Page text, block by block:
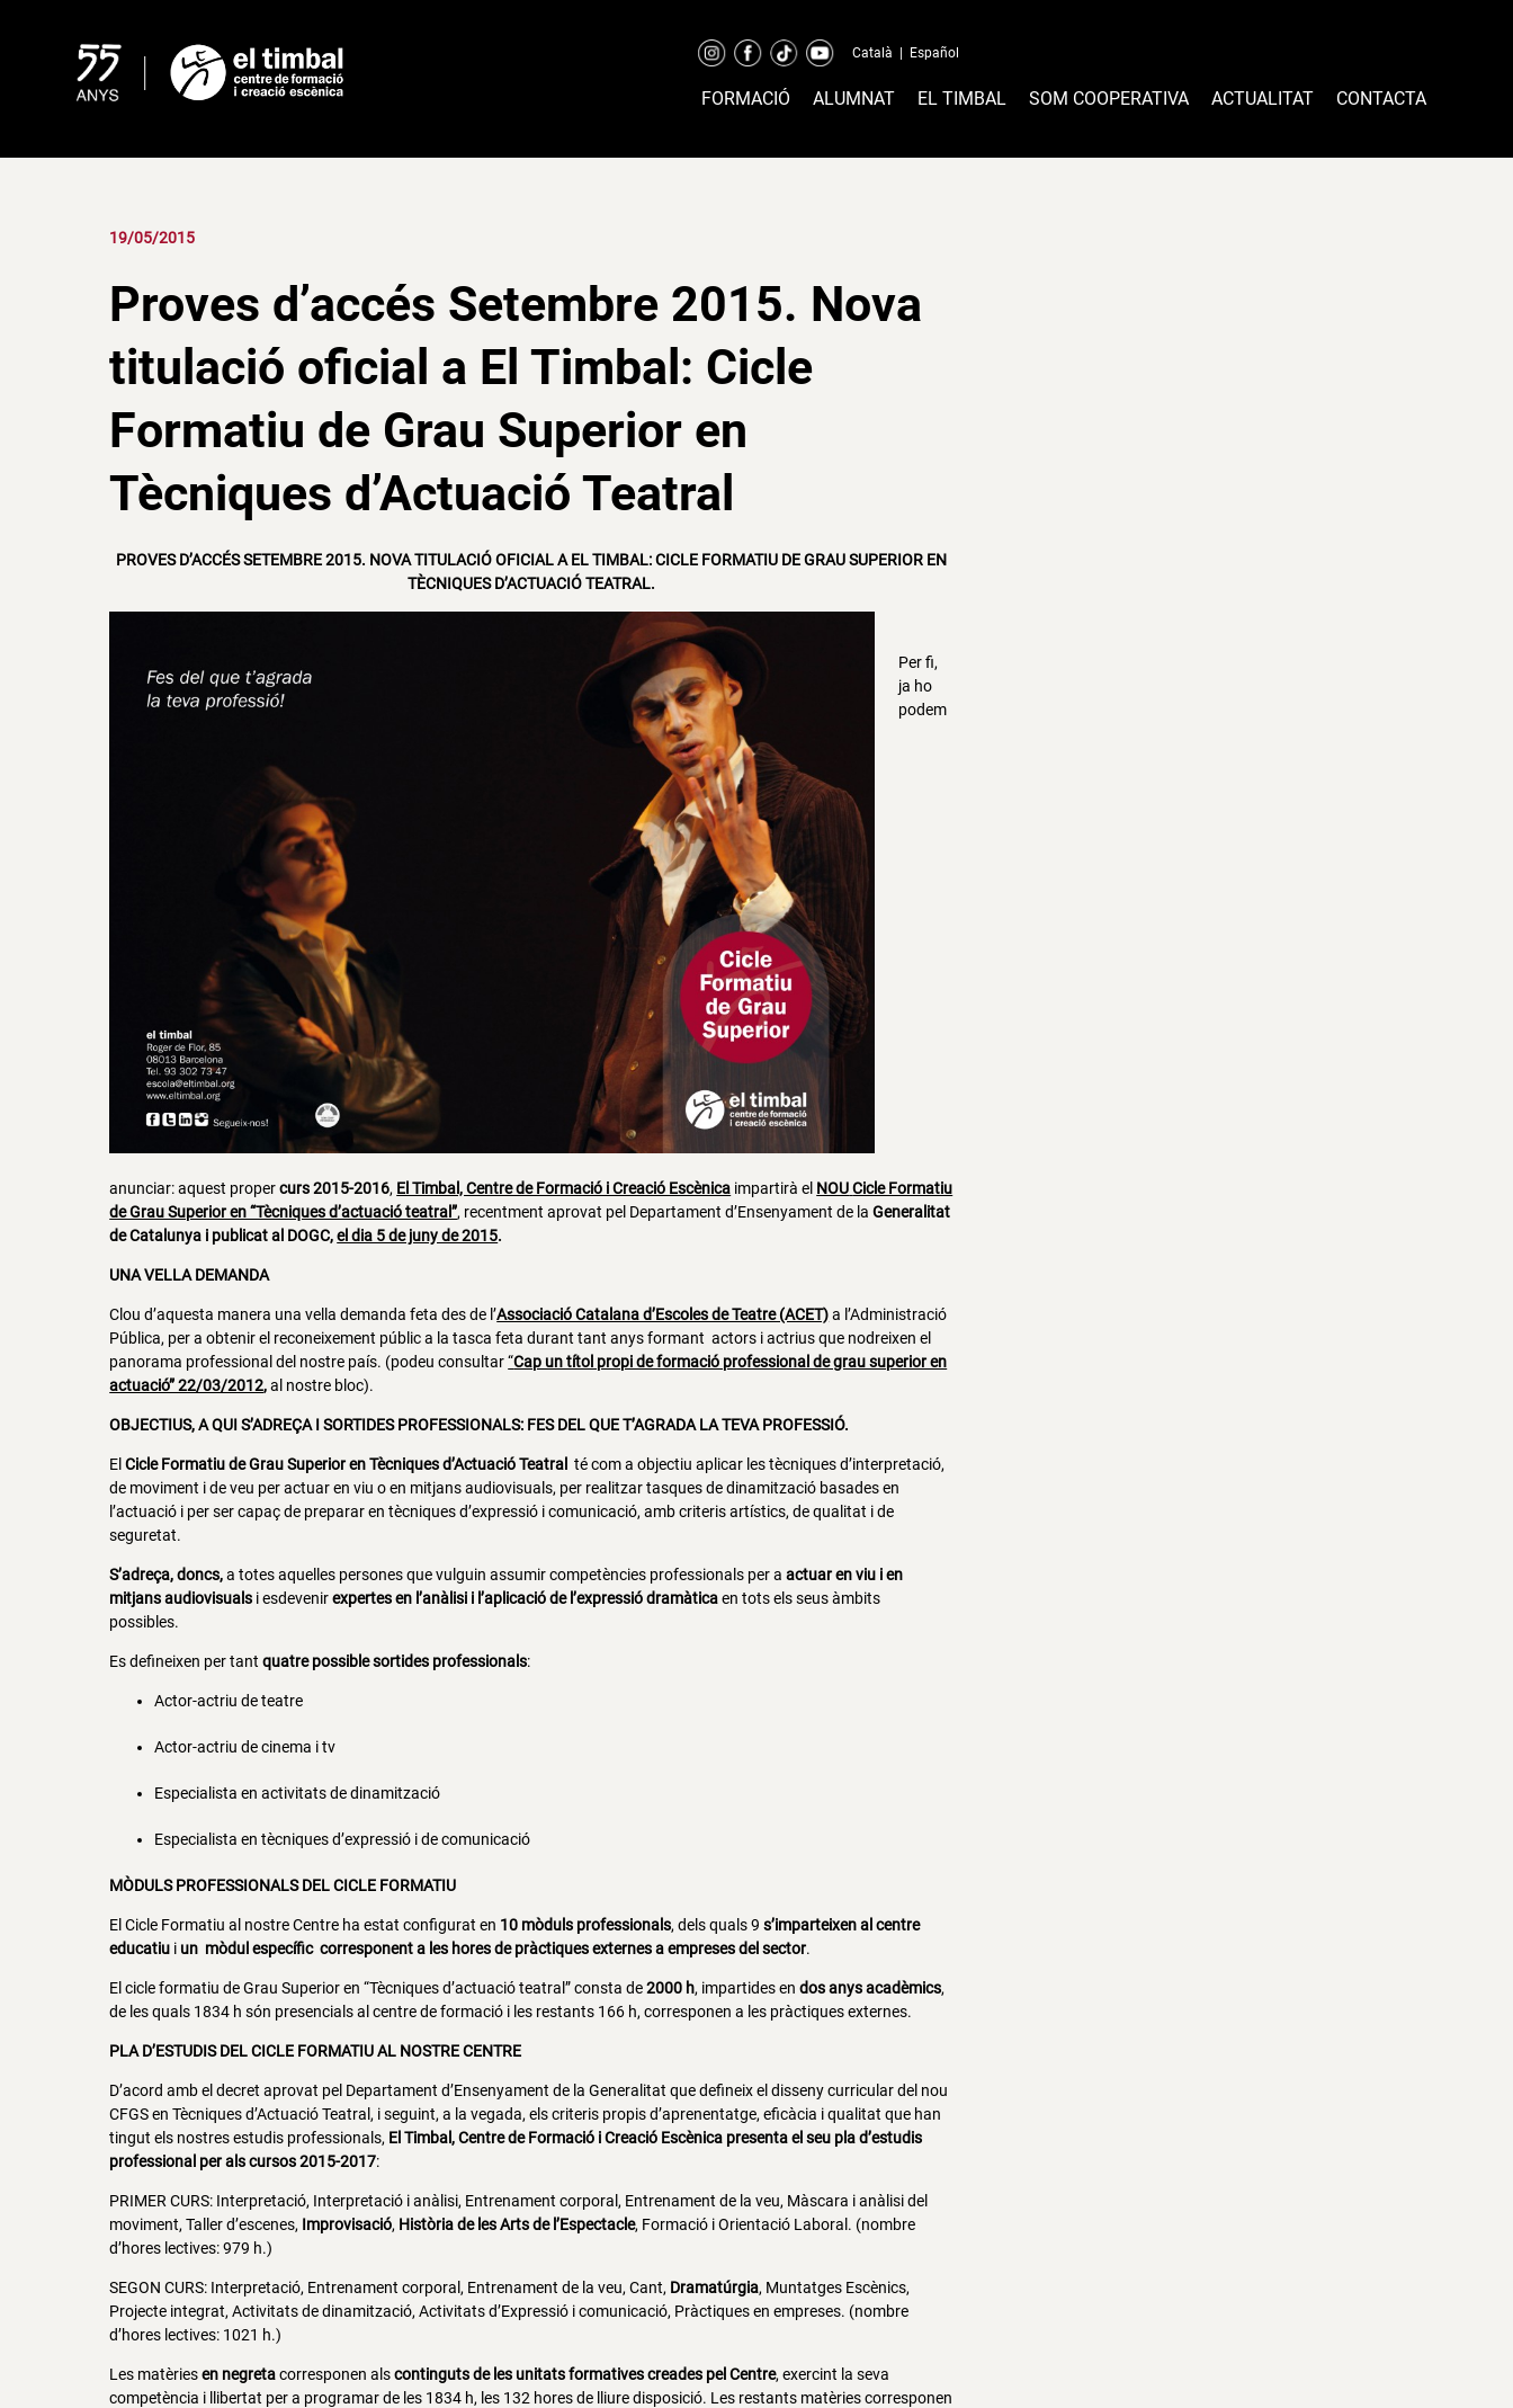
Català Español
FORMACIÓ ALUMNAT EL TIMBAL SOM COOPERATIVA ACTUALITAT CONTACTA
19/05/2015
Proves d’accés Setembre 2015. Nova
titulació oficial a El Timbal: Cicle
Formatiu de Grau Superior en
Tècniques d’Actuació Teatral
PROVES D’ACCÉS SETEMBRE 2015. NOVA TITULACIÓ OFICIAL A EL TIMBAL: CICLE FORMATIU DE GRAU SUPERIOR EN
TÈCNIQUES D’ACTUACIÓ TEATRAL.
Per fi,
ja ho
podem
anunciar: aquest propercurs 2015-2016, El Timbal, Centre de Formació i Creació Escènica impartirà el NOU Cicle Formatiu
de Grau Superior en “Tècniques d’actuació teatral”, recentment aprovat pel Departament d’Ensenyament de la Generalitat
de Catalunya i publicat al DOGC,el dia 5 de juny de 2015.
UNA VELLA DEMANDA
Clou d’aquesta manera una vella demanda feta des de l’Associació Catalana d’Escoles de Teatre (ACET)a l’Administració
Pública, per a obtenir el reconeixement públic a la tasca feta durant tant anys formant actors i actrius que nodreixen el
panorama professional del nostre país. (podeu consultar“Cap un títol propi de formació professional de grau superior en
actuació” 22/03/2012,al nostre bloc).
OBJECTIUS, A QUI S’ADREÇA I SORTIDES PROFESSIONALS: FES DEL QUE T’AGRADA LA TEVA PROFESSIÓ.
ElCicle Formatiu de Grau Superior en Tècniques d’Actuació Teatral té com a objectiu aplicar les tècniques d’interpretació,
de moviment i de veu per actuar en viu o en mitjans audiovisuals, per realitzar tasques de dinamització basades en
l’actuació i per ser capaç de preparar en tècniques d’expressió i comunicació, amb criteris artístics, de qualitat i de
seguretat.
S’adreça, doncs, a totes aquelles persones que vulguin assumir competències professionals per aactuar en viu i en
mitjans audiovisuals i esdevenirexpertes en l’anàlisi i l’aplicació de l’expressió dramàticaen tots els seus àmbits
possibles.
Es defineixen per tant quatre possible sortides professionals:
Actor-actriu de teatre
Actor-actriu de cinema i tv
Especialista en activitats de dinamització
Especialista en tècniques d’expressió i de comunicació
MÒDULS PROFESSIONALS DEL CICLE FORMATIU
El Cicle Formatiu al nostre Centre ha estat configurat en 10 mòduls professionals, dels quals 9 s’imparteixen al centre
educatiu i un mòdul específic corresponent a les hores de pràctiques externes a empreses del sector.
El cicle formatiu de Grau Superior en “Tècniques d’actuació teatral” consta de2000 h, impartides endos anys acadèmics,
de les quals 1834 h són presencials al centre de formació i les restants 166 h, corresponen a les pràctiques externes.
PLA D’ESTUDIS DEL CICLE FORMATIU AL NOSTRE CENTRE
D’acord amb el decret aprovat pel Departament d’Ensenyament de la Generalitat que defineix el disseny curricular del nou
CFGS en Tècniques d’Actuació Teatral, i seguint, a la vegada, els criteris propis d’aprenentatge, eficàcia i qualitat que han
tingut els nostres estudis professionals, El Timbal, Centre de Formació i Creació Escènica presenta el seu pla d’estudis
professional per als cursos 2015-2017:
PRIMER CURS: Interpretació, Interpretació i anàlisi, Entrenament corporal, Entrenament de la veu, Màscara i anàlisi del
moviment, Taller d’escenes, Improvisació, Història de les Arts de l’Espectacle, Formació i Orientació Laboral. (nombre
d’hores lectives: 979 h.)
SEGON CURS: Interpretació, Entrenament corporal, Entrenament de la veu, Cant, Dramatúrgia, Muntatges Escènics,
Projecte integrat, Activitats de dinamització, Activitats d’Expressió i comunicació, Pràctiques en empreses. (nombre
d’hores lectives: 1021 h.)
Les matèriesen negretacorresponen alscontinguts de les unitats formatives creades pel Centre, exercint la seva
competència i llibertat per a programar de les 1834 h, les 132 hores de lliure disposició. Les restants matèries corresponen